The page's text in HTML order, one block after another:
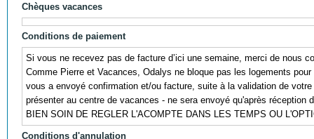
Chèques vacances
Conditions de paiement
Si vous ne recevez pas de facture d’ici une semaine, merci de nous
Comme Pierre et Vacances, Odalys ne bloque pas les logements
vous a envoyé confirmation et/ou facture, suite à la validation de
présenter au centre de vacances - ne sera envoyé qu'après
BIEN SOIN DE REGLER L'ACOMPTE DANS LES TEMPS OU
Conditions d'annulation